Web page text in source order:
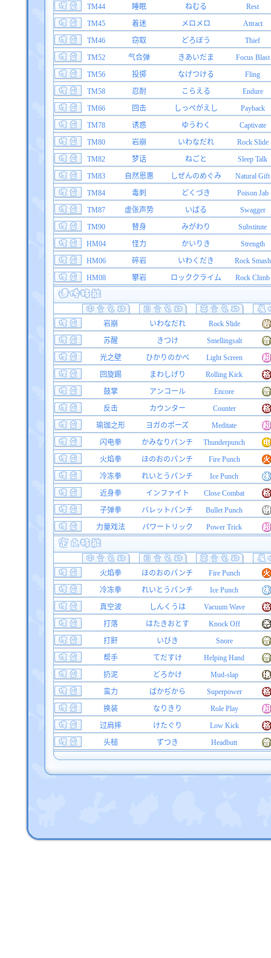
TM44
睡眠 ねむる
Rest
TM45
着迷 メロメロ
Attract
TM46
窃取 どろぼう
Thief
TM52
气合弹 きあいだま
Focus Blast
TM56
投掷 なげつける
Fling
TM58
忍耐 こらえる
Endure
TM66
回击 しっぺがえし
Payback
TM78
诱惑 ゆうわく
Captivate
TM80
岩崩 いわなだれ
Rock Slide
TM82
梦话 ねごと
Sleep Talk
TM83
自然恩惠 しぜんのめぐみ
Natural Gift
TM84
毒刺 どくづき
Poison Jab
TM87
虚张声势 いばる
Swagger
TM90
替身 みがわり
Substitute
HM04
怪力 かいりき
Strength
HM06
碎岩 いわくだき
Rock Smash
HM08
攀岩 ロッククライム Rock Climb
岩崩 いわなだれ
Rock Slide
苏醒
きつけ
Smellingsalt
光之壁
ひかりのかべ
Light Screen
回旋踢
まわしげり
Rolling Kick
鼓掌
アンコール
Encore
反击
カウンター
Counter
瑜珈之形
ヨガのポーズ
Meditate
闪电拳
かみなりパンチ
Thunderpunch
火焰拳
ほのおのパンチ
Fire Punch
冷冻拳
れいとうパンチ
Ice Punch
近身拳
インファイト
Close Combat
子弹拳
バレットパンチ
Bullet Punch
力量戏法
パワートリック Power Trick
火焰拳 ほのおのパンチ
Fire Punch
冷冻拳
れいとうパンチ
Ice Punch
真空波
しんくうは
Vacuum Wave
打落
はたきおとす
Knock Off
打鼾
いびき
Snore
帮手
てだすけ
Helping Hand
扔泥
どろかけ
Mud-slap
蛮力
ばかぢから
Superpower
换装
なりきり
Role Play
过肩摔
けたぐり
Low Kick
头槌
ずつき Headbutt